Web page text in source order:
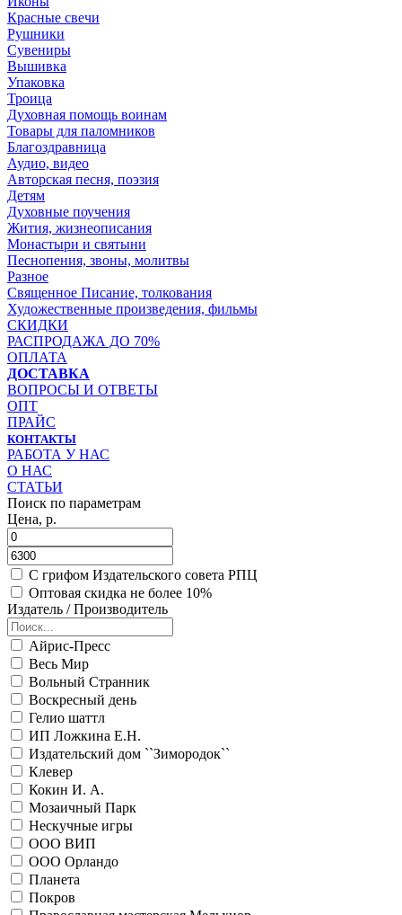
Красные свечи
Рушники
Сувениры
Вышивка
Упаковка
Троица
Духовная помощь воинам
Товары для паломников
Благоздравница
Аудио, видео
Авторская песня, поэзия
Детям
Духовные поучения
Жития, жизнеописания
Монастыри и святыни
Песнопения, звоны, молитвы
Разное
Священное Писание, толкования
Художественные произведения, фильмы
СКИДКИ
РАСПРОДАЖА ДО 70%
ОПЛАТА
ДОСТАВКА
ВОПРОСЫ И ОТВЕТЫ
ОПТ
ПРАЙС
КОНТАКТЫ
РАБОТА У НАС
О НАС
СТАТЬИ
Поиск по параметрам
Цена, р.
С грифом Издательского совета РПЦ
Оптовая скидка не более 10%
Издатель / Производитель
Айрис-Пресс
Весь Мир
Вольный Странник
Воскресный день
Гелио шаттл
ИП Ложкина Е.Н.
Издательский дом ``Зимородок``
Клевер
Кокин И. А.
Мозаичный Парк
Нескучные игры
ООО ВИП
ООО Орландо
Планета
Покров